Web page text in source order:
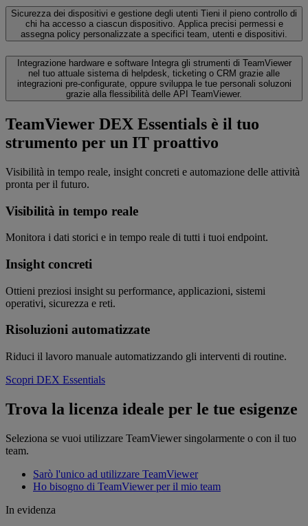
Sicurezza dei dispositivi e gestione degli utenti Tieni il pieno controllo di
chi ha accesso a ciascun dispositivo. Applica precisi permessi e
assegna policy personalizzate a specifici team, utenti e dispositivi.
Integrazione hardware e software
Integra gli strumenti di TeamViewer
nel tuo attuale sistema di helpdesk, ticketing o CRM grazie alle
integrazioni pre-configurate, oppure sviluppa le tue personali soluzoni
grazie alla flessibilità delle API TeamViewer.
TeamViewer DEX Essentials è il tuo
strumento per un IT proattivo
Visibilità in tempo reale, insight concreti e automazione delle attività
pronta per il futuro.
Visibilità in tempo reale
Monitora i dati storici e in tempo reale di tutti i tuoi endpoint.
Insight concreti
Ottieni preziosi insight su performance, applicazioni, sistemi
operativi, sicurezza e reti.
Risoluzioni automatizzate
Riduci il lavoro manuale automatizzando gli interventi di routine.
Scopri DEX Essentials
Trova la licenza ideale per le tue esigenze
Seleziona se vuoi utilizzare TeamViewer singolarmente o con il tuo
team.
Sarò l'unico ad utilizzare TeamViewer
Ho bisogno di TeamViewer per il mio team
In evidenza